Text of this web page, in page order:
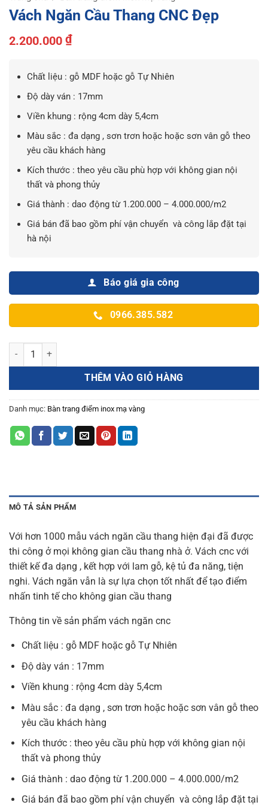
Vách Ngăn Cầu Thang CNC Đẹp
2.200.000 ₫
Chất liệu : gỗ MDF hoặc gỗ Tự Nhiên
Độ dày ván : 17mm
Viền khung : rộng 4cm dày 5,4cm
Màu sắc : đa dạng , sơn trơn hoặc hoặc sơn vân gỗ theo
yêu cầu khách hàng
Kích thước : theo yêu cầu phù hợp với không gian nội
thất và phong thủy
Giá thành : dao động từ 1.200.000 – 4.000.000/m2
Giá bán đã bao gồm phí vận chuyển và công lắp đặt tại
hà nội
Báo giá gia công
0966.385.582
Vách Ngăn Cầu Thang CNC Đẹp số lượng
THÊM VÀO GIỎ HÀNG
Danh mục: Bàn trang điểm inox mạ vàng
MÔ TẢ SẢN PHẨM
Với hơn 1000 mẫu vách ngăn cầu thang hiện đại đã được
thi công ở mọi không gian cầu thang nhà ở. Vách cnc với
thiết kế đa dạng , kết hợp với lam gỗ, kệ tủ đa năng, tiện
nghi. Vách ngăn vẫn là sự lựa chọn tốt nhất để tạo điểm
nhấn tinh tế cho không gian cầu thang
Thông tin về sản phẩm vách ngăn cnc
Chất liệu : gỗ MDF hoặc gỗ Tự Nhiên
Độ dày ván : 17mm
Viền khung : rộng 4cm dày 5,4cm
Màu sắc : đa dạng , sơn trơn hoặc hoặc sơn vân gỗ theo
yêu cầu khách hàng
Kích thước : theo yêu cầu phù hợp với không gian nội
thất và phong thủy
Giá thành : dao động từ 1.200.000 – 4.000.000/m2
Giá bán đã bao gồm phí vận chuyển và công lắp đặt tại